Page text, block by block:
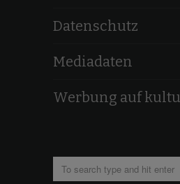
Datenschutz
Mediadaten
Werbung auf